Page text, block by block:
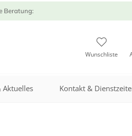
Beratung:
Wunschliste
Aktuelles Kontakt &